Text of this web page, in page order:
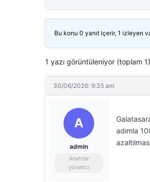
Bu konu 0 yanıt içerir, 1 izleyen
1 yazı görüntüleniyor (toplam 1)
30/06/2026: 9:35 am
A
admin
Anahtar
yönetici
adımla